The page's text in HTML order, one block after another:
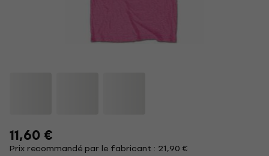
11,60 €
Prix recommandé par le fabricant : 21,90 €